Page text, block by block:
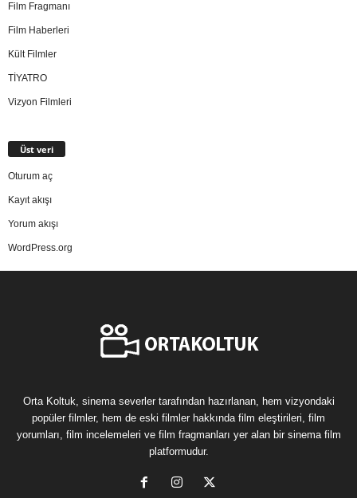
Film Fragmanı
Film Haberleri
Kült Filmler
TİYATRO
Vizyon Filmleri
Üst veri
Oturum aç
Kayıt akışı
Yorum akışı
WordPress.org
Orta Koltuk, sinema severler tarafından hazırlanan, hem vizyondaki
popüler filmler, hem de eski filmler hakkında film eleştirileri, film
yorumları, film incelemeleri ve film fragmanları yer alan bir sinema film
platformudur.